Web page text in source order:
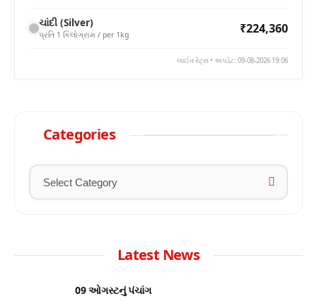
ચાંદી (Silver)
પ્રતિ 1 કિલોગ્રામ / per 1kg ₹224,360
લાઈવ રેટ્સ • અપડેટ: 09-08-2026 19:06
Categories
Latest News
09 ઓગસ્ટનું પંચાંગ